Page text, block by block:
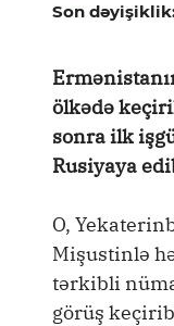
Son dəyişiklik:
ölkədə
sonra ilk
Rusiyaya
O,
Mişustinlə
tərkibli
görüş